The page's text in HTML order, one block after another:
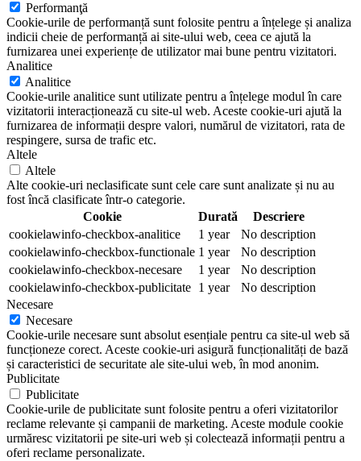
Performanţă
Cookie-urile de performanță sunt folosite pentru a înțelege și analiza
indicii cheie de performanță ai site-ului web, ceea ce ajută la
furnizarea unei experiențe de utilizator mai bune pentru vizitatori.
Analitice
Analitice
Cookie-urile analitice sunt utilizate pentru a înțelege modul în care
vizitatorii interacționează cu site-ul web. Aceste cookie-uri ajută la
furnizarea de informații despre valori, numărul de vizitatori, rata de
respingere, sursa de trafic etc.
Altele
Altele
Alte cookie-uri neclasificate sunt cele care sunt analizate și nu au
fost încă clasificate într-o categorie.
Cookie
Durată
Descriere
cookielawinfo-checkbox-analitice
1 year
No description
cookielawinfo-checkbox-functionale 1 year
No description
cookielawinfo-checkbox-necesare
1 year
No description
cookielawinfo-checkbox-publicitate 1 year
No description
Necesare
Necesare
Cookie-urile necesare sunt absolut esențiale pentru ca site-ul web să
funcționeze corect. Aceste cookie-uri asigură funcționalități de bază
și caracteristici de securitate ale site-ului web, în mod anonim.
Publicitate
Publicitate
Cookie-urile de publicitate sunt folosite pentru a oferi vizitatorilor
reclame relevante și campanii de marketing. Aceste module cookie
urmăresc vizitatorii pe site-uri web și colectează informații pentru a
oferi reclame personalizate.